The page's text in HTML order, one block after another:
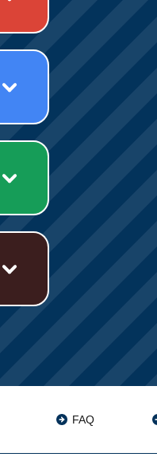
FAQ